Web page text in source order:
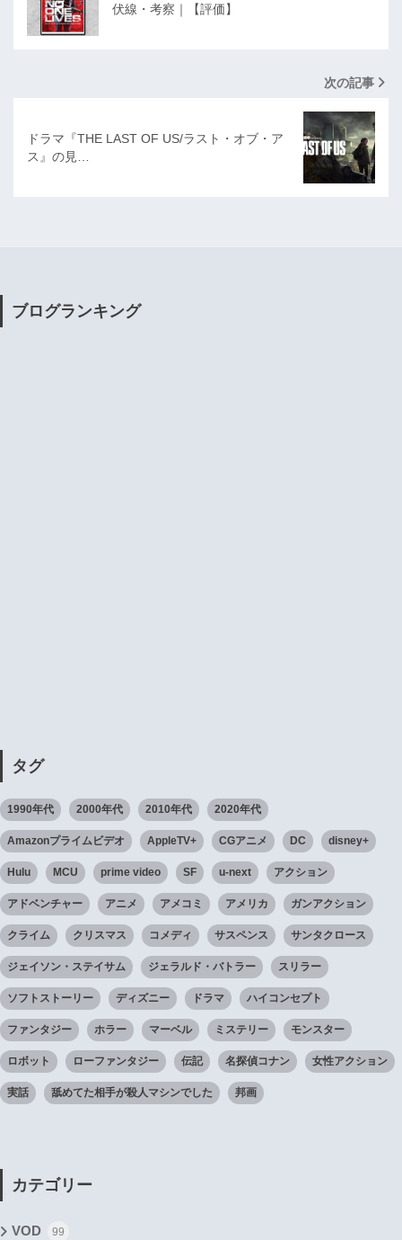
伏線・考察｜【評価】
次の記事
ドラマ『THE LAST OF US/ラスト・オブ・ア
ス』の見…
ブログランキング
タグ
1990年代 2000年代 2010年代 2020年代
Amazonプライムビデオ AppleTV+ CGアニメ DC disney+
Hulu MCU prime video SF u-next アクション
アドベンチャー アニメ アメコミ アメリカ ガンアクション
クライム クリスマス コメディ サスペンス サンタクロース
ジェイソン・ステイサム ジェラルド・バトラー スリラー
ソフトストーリー ディズニー ドラマ ハイコンセプト
ファンタジー ホラー マーベル ミステリー モンスター
ロボット ローファンタジー 伝記 名探偵コナン 女性アクション
実話 舐めてた相手が殺人マシンでした 邦画
カテゴリー
VOD 99